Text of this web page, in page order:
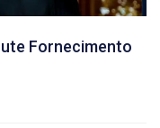
Fornecimento